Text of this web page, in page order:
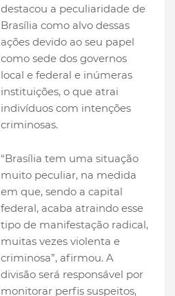
destacou a peculiaridade de
Brasília como alvo dessas
ações devido ao seu papel
como sede dos governos
local e federal e inúmeras
instituições, o que atrai
indivíduos com intenções
criminosas.
“Brasília tem uma situação
muito peculiar, na medida
em que, sendo a capital
federal, acaba atraindo esse
tipo de manifestação radical,
muitas vezes violenta e
criminosa”, afirmou. A
divisão será responsável por
monitorar perfis suspeitos,